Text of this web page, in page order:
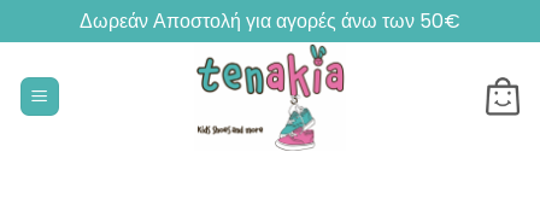
Δωρεάν Αποστολή για αγορές άνω των 50€
στο
περιεχόμενο